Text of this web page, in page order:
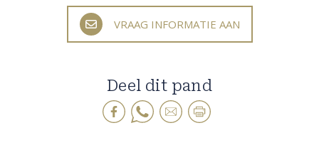
VRAAG INFORMATIE AAN
Deel dit pand